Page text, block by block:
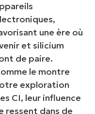
une ère où
et silicium
de paire.
le montre
exploration
CI, leur influence
ressent dans de